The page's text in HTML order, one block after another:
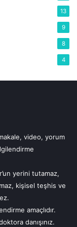
yıllık
Yüksek
ultrasonografisi
13
9
8
4
video, yorum
yerini tutamaz,
kişisel teşhis ve
amaçlıdır.
danışınız.